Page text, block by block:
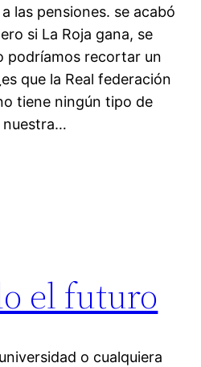
las pensiones. se acabó
si La Roja gana, se
podríamos recortar un
que la Real federación
tiene ningún tipo de
nuestra…
el futuro
o cualquiera